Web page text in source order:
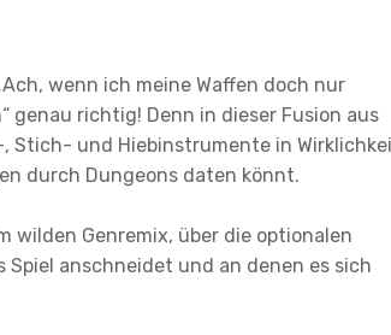
wenn ich meine Waffen doch nur
genau richtig! Denn in dieser Fusion aus
Stich- und Hiebinstrumente in
durch Dungeons daten könnt.
wilden Genremix, über die optionalen
Spiel anschneidet und an denen es sich